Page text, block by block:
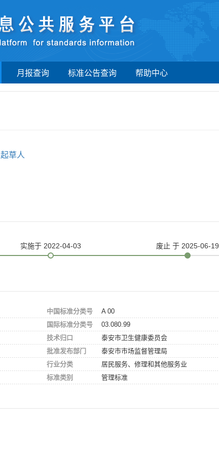
月报查询 标准公告查询 帮助中心
起草人
实施于 2022-04-03 废止 于 2025-06-19
中国标准分类号
A 00
国际标准分类号
03.080.99
技术归口
泰安市卫生健康委员会
批准发布部门
泰安市市场监督管理局
行业分类
居民服务、修理和其他服务业
标准类别
管理标准